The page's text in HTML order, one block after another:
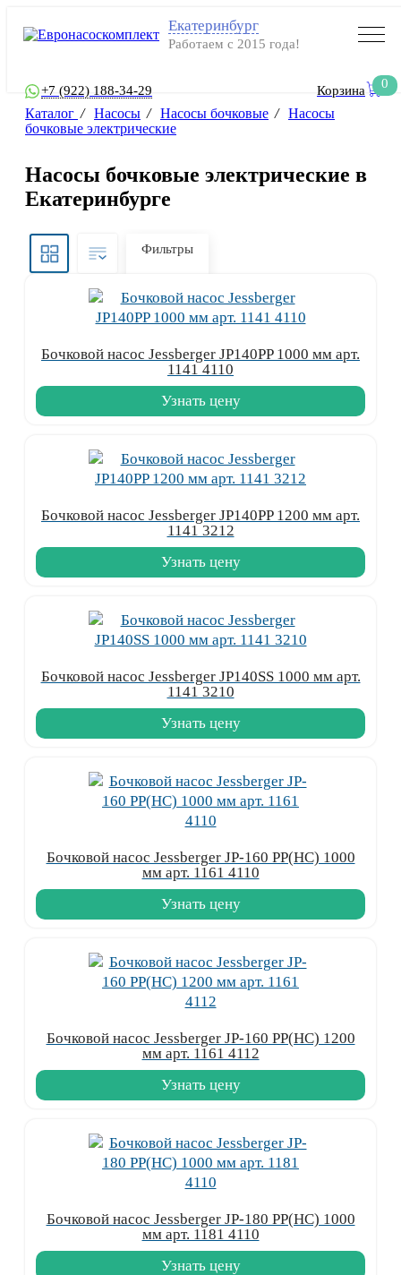
Екатеринбург
Работаем с 2015 года!
+7 (922) 188-34-29 Корзина
0
Каталог / Насосы / Насосы бочковые / Насосы
бочковые электрические
Насосы бочковые электрические в
Екатеринбурге
Фильтры
Бочковой насос Jessberger JP140PP 1000 мм арт.
1141 4110
Узнать цену
Бочковой насос Jessberger JP140PP 1200 мм арт.
1141 3212
Узнать цену
Бочковой насос Jessberger JP140SS 1000 мм арт.
1141 3210
Узнать цену
Бочковой насос Jessberger JP-160 PP(HC) 1000
мм арт. 1161 4110
Узнать цену
Бочковой насос Jessberger JP-160 PP(HC) 1200
мм арт. 1161 4112
Узнать цену
Бочковой насос Jessberger JP-180 PP(HC) 1000
мм арт. 1181 4110
Узнать цену